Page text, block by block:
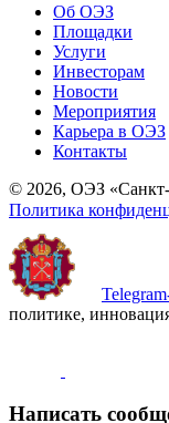
Об ОЭЗ
Площадки
Услуги
Инвесторам
Новости
Мероприятия
Карьера в ОЭЗ
Контакты
© 2026, ОЭЗ «Санкт-
Политика
политике,
Написать